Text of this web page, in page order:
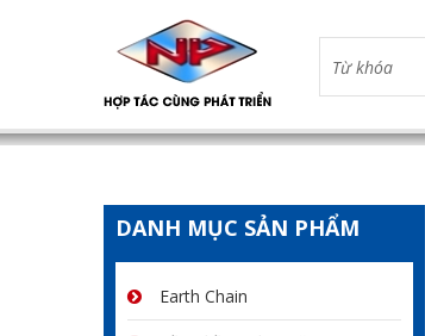
DANH MỤC SẢN PHẨM
Earth Chain